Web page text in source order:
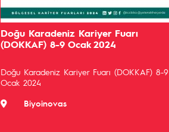
Doğu Karadeniz Kariyer Fuarı
(DOKKAF) 8-9 Ocak 2024
Doğu Karadeniz Kariyer Fuarı (DOKKAF) 8-9
Ocak 2024
Biyoinovas